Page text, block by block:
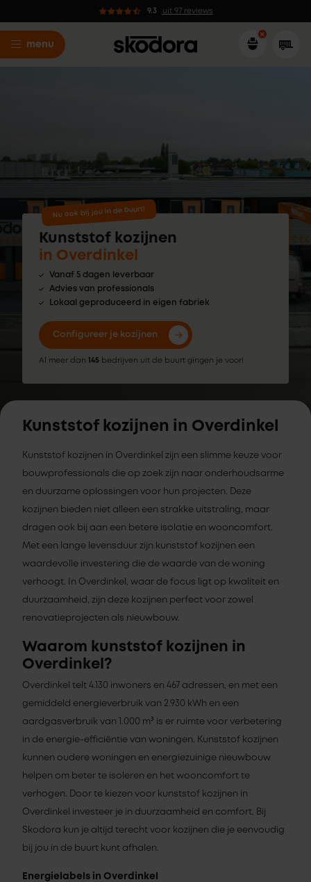
9.3 uit 97 reviews
menu
Nu ook bij jou in de buurt!
Kunststof kozijnen
in Overdinkel
Vanaf 5 dagen leverbaar
Advies van professionals
Lokaal geproduceerd in eigen fabriek
Configureer je kozijnen
Al meer dan 145 bedrijven uit de buurt gingen je voor!
Kunststof kozijnen in Overdinkel
Kunststof kozijnen in Overdinkel zijn een slimme keuze voor
bouwprofessionals die op zoek zijn naar onderhoudsarme
en duurzame oplossingen voor hun projecten. Deze
kozijnen bieden niet alleen een strakke uitstraling, maar
dragen ook bij aan een betere isolatie en wooncomfort.
Met een lange levensduur zijn kunststof kozijnen een
waardevolle investering die de waarde van de woning
verhoogt. In Overdinkel, waar de focus ligt op kwaliteit en
duurzaamheid, zijn deze kozijnen perfect voor zowel
renovatieprojecten als nieuwbouw.
Waarom kunststof kozijnen in
Overdinkel?
Overdinkel telt 4.130 inwoners en 467 adressen, en met een
gemiddeld energieverbruik van 2.930 kWh en een
aardgasverbruik van 1.000 m³ is er ruimte voor verbetering
in de energie-efficiëntie van woningen. Kunststof kozijnen
kunnen oudere woningen en energiezuinige nieuwbouw
helpen om beter te isoleren en het wooncomfort te
verhogen. Door te kiezen voor kunststof kozijnen in
Overdinkel investeer je in duurzaamheid en comfort. Bij
Skodora kun je altijd terecht voor kozijnen die je eenvoudig
bij jou in de buurt kunt afhalen.
Energielabels in Overdinkel